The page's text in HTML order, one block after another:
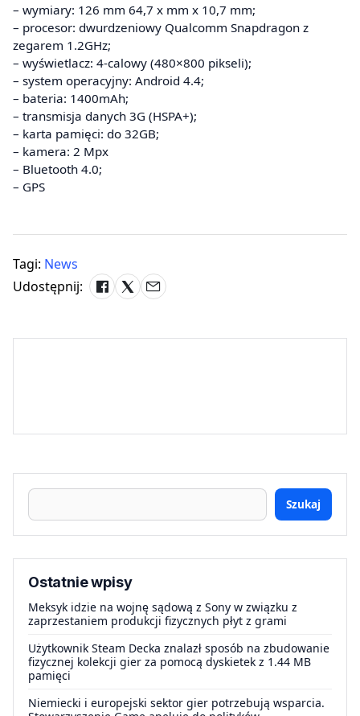
– wymiary: 126 mm 64,7 x mm x 10,7 mm;
– procesor: dwurdzeniowy Qualcomm Snapdragon z
zegarem 1.2GHz;
– wyświetlacz: 4-calowy (480×800 pikseli);
– system operacyjny: Android 4.4;
– bateria: 1400mAh;
– transmisja danych 3G (HSPA+);
– karta pamięci: do 32GB;
– kamera: 2 Mpx
– Bluetooth 4.0;
– GPS
Tagi: News
Udostępnij:
Szukaj
Ostatnie wpisy
Meksyk idzie na wojnę sądową z Sony w związku z
zaprzestaniem produkcji fizycznych płyt z grami
Użytkownik Steam Decka znalazł sposób na zbudowanie
fizycznej kolekcji gier za pomocą dyskietek z 1.44 MB
pamięci
Niemiecki i europejski sektor gier potrzebują wsparcia.